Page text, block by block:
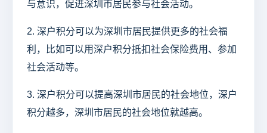
与意识，促进深圳市居民参与社会活动。
2. 深户积分可以为深圳市居民提供更多的社会福
利，比如可以用深户积分抵扣社会保险费用、参加
社会活动等。
3. 深户积分可以提高深圳市居民的社会地位，深户
积分越多，深圳市居民的社会地位就越高。